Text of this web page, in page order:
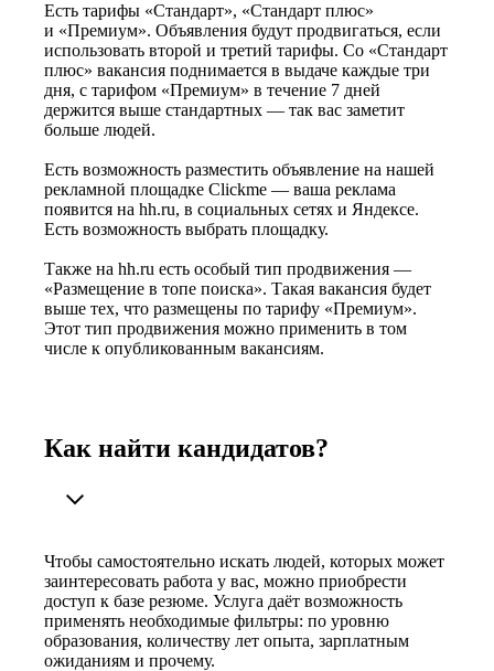
Есть тарифы «Стандарт», «Стандарт плюс»
и «Премиум». Объявления будут продвигаться, если
использовать второй и третий тарифы. Со «Стандарт
плюс» вакансия поднимается в выдаче каждые три
дня, с тарифом «Премиум» в течение 7 дней
держится выше стандартных — так вас заметит
больше людей.
Есть возможность разместить объявление на нашей
рекламной площадке Clickme — ваша реклама
появится на hh.ru, в социальных сетях и Яндексе.
Есть возможность выбрать площадку.
Также на hh.ru есть особый тип продвижения —
«Размещение в топе поиска». Такая вакансия будет
выше тех, что размещены по тарифу «Премиум».
Этот тип продвижения можно применить в том
числе к опубликованным вакансиям.
Как найти кандидатов?
Чтобы самостоятельно искать людей, которых может
заинтересовать работа у вас, можно приобрести
доступ к базе резюме. Услуга даёт возможность
применять необходимые фильтры: по уровню
образования, количеству лет опыта, зарплатным
ожиданиям и прочему.